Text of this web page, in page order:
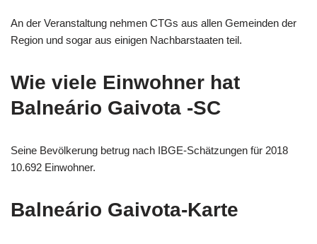
An der Veranstaltung nehmen CTGs aus allen Gemeinden der
Region und sogar aus einigen Nachbarstaaten teil.
Wie viele Einwohner hat
Balneário Gaivota -SC
Seine Bevölkerung betrug nach IBGE-Schätzungen für 2018
10.692 Einwohner.
Balneário Gaivota-Karte